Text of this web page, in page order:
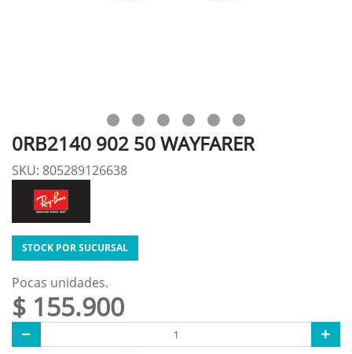
0RB2140 902 50 WAYFARER
SKU: 805289126638
STOCK POR SUCURSAL
Pocas unidades.
$ 155.900